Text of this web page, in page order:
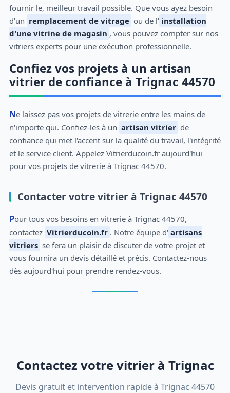
fournir le, meilleur travail possible. Que vous ayez besoin
d'un remplacement de vitrage ou de l' installation
d'une vitrine de magasin , vous pouvez compter sur nos
vitriers experts pour une exécution professionnelle.
Confiez vos projets à un artisan
vitrier de confiance à Trignac 44570
Ne laissez pas vos projets de vitrerie entre les mains de
n'importe qui. Confiez-les à un artisan vitrier de
confiance qui met l'accent sur la qualité du travail, l'intégrité
et le service client. Appelez Vitrierducoin.fr aujourd'hui
pour vos projets de vitrerie à Trignac 44570.
Contacter votre vitrier à Trignac 44570
Pour tous vos besoins en vitrerie à Trignac 44570,
contactez Vitrierducoin.fr . Notre équipe d' artisans
vitriers se fera un plaisir de discuter de votre projet et
vous fournira un devis détaillé et précis. Contactez-nous
dès aujourd'hui pour prendre rendez-vous.
Contactez votre vitrier à Trignac
Devis gratuit et intervention rapide à Trignac 44570